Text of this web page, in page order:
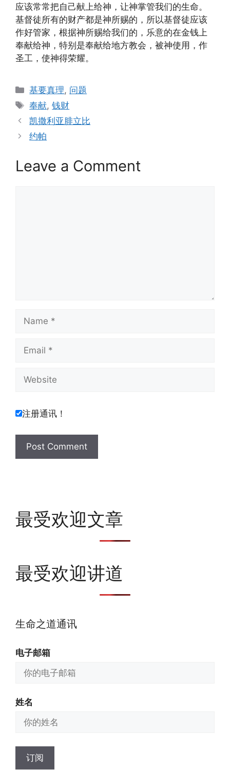
应该常常把自己献上给神，让神掌管我们的生命。
基督徒所有的财产都是神所赐的，所以基督徒应该
作好管家，根据神所赐给我们的，乐意的在金钱上
奉献给神，特别是奉献给地方教会，被神使用，作
圣工，使神得荣耀。
Categories
基要真理, 问题
Tags
奉献,钱财
凯撒利亚腓立比
约帕
Leave a Comment
注册通讯！
最受欢迎文章
最受欢迎讲道
生命之道通讯
电子邮箱
姓名